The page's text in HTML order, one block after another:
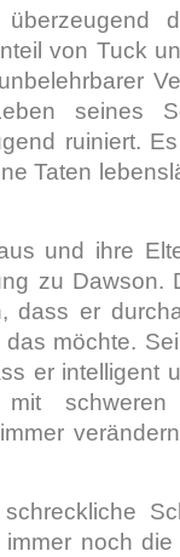
überzeugend
von Tuck
seines
ruiniert.
Taten
und ihre
zu Dawson.
dass er
möchte.
er intelligent
schweren
noch